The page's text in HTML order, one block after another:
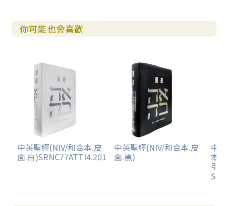
你可能也會喜歡
中英聖經(NIV/和合本.皮
面.白)SRNC77ATTI4.201
中英聖經(NIV/和合本.皮
面.黑)
中
本/
引.